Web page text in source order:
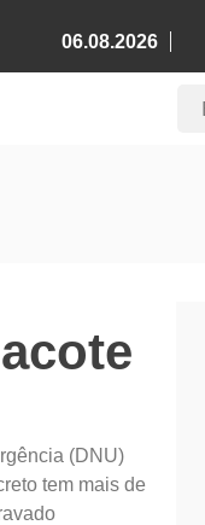
06.08.2026
(DNU)
tem mais de